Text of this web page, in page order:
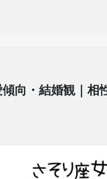
向・結婚観｜相